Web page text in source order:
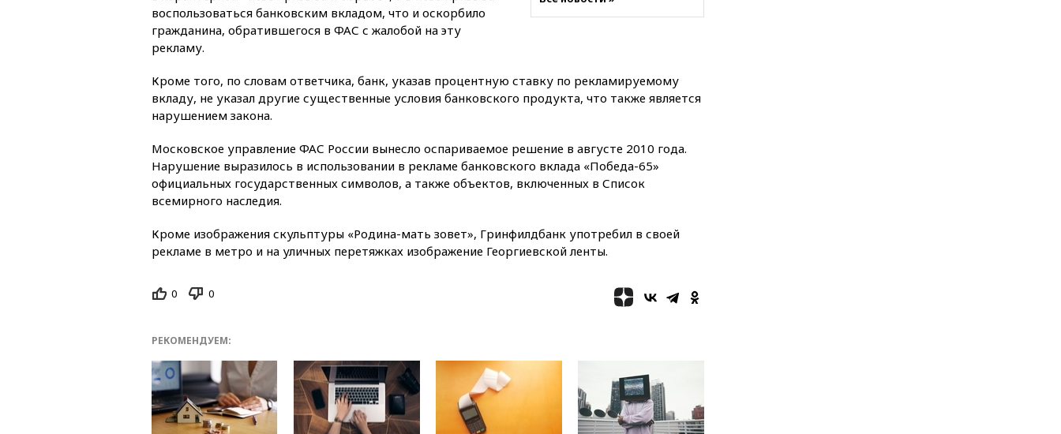
РФ
вчера, 22:22Минфин: в июле
выросли нефтегазовые
согласовал первый стандарт
исламского банкинга
вчера, 21:43 Организаторы
пройдет в Саудовской Аравии
вчера, 21:35Машков: в РФ
искусства до 2035 года
экологических классов
вчера, 21:15
Путин обсудил с
Машковым 150-летие Союза
театральных деятелей
воспользоваться банковским вкладом, что и оскорбило
гражданина, обратившегося в ФАС с жалобой на эту
рекламу.
Кроме того, по словам ответчика, банк, указав процентную ставку по рекламируемому
вкладу, не указал другие существенные условия банковского продукта, что также является
нарушением закона.
Московское управление ФАС России вынесло оспариваемое решение в августе 2010 года.
Нарушение выразилось в использовании в рекламе банковского вклада «Победа-65»
официальных государственных символов, а также объектов, включенных в Список
всемирного наследия.
Кроме изображения скульптуры «Родина-мать зовет», Гринфилдбанк употребил в своей
рекламе в метро и на уличных перетяжках изображение Георгиевской ленты.
0 0
РЕКОМЕНДУЕМ: